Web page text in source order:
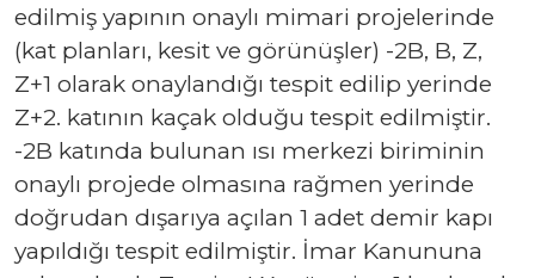
edilmiş yapının onaylı mimari projelerinde
(kat planları, kesit ve görünüşler) -2B, B, Z,
Z+1 olarak onaylandığı tespit edilip yerinde
Z+2. katının kaçak olduğu tespit edilmiştir.
-2B katında bulunan ısı merkezi biriminin
onaylı projede olmasına rağmen yerinde
doğrudan dışarıya açılan 1 adet demir kapı
yapıldığı tespit edilmiştir. İmar Kanununa